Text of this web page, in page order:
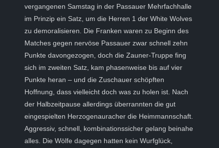
vergangenen Samstag in der Passauer Mehrfachhalle
im Prinzip ein Satz, um die Herren 1 der White Wolves
zu demoralisieren. Die Franken waren zu Beginn des
Matches gegen nervöse Passauer zwar schnell zehn
Punkte davongezogen, doch die Zauner-Truppe fing
sich im zweiten Satz, kam phasenweise bis auf vier
Punkte heran – und die Zuschauer schöpften
Hoffnung, dass vielleicht doch was zu holen ist. Nach
der Halbzeitpause allerdings überrannten die gut
eingespielten Herzogenauracher die Heimmannschaft.
Aggressiv, schnell, kombinationssicher gelang beinahe
alles. Die Wölfe dagegen hatten kein Wurfglück,